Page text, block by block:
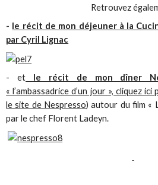
Retrouvez
- le récit de mon déjeuner à la
par Cyril Lignac
- et le récit de mon dîner
« l’ambassadrice d’un jour », cliquez
le site de Nespresso) autour du film «
par le chef Florent Ladeyn.